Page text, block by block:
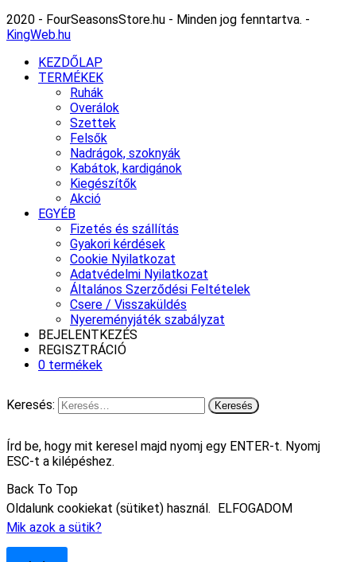
2020 - FourSeasonsStore.hu - Minden jog fenntartva. -
KingWeb.hu
KEZDŐLAP
TERMÉKEK
Ruhák
Overálok
Szettek
Felsők
Nadrágok, szoknyák
Kabátok, kardigánok
Kiegészítők
Akció
EGYÉB
Fizetés és szállítás
Gyakori kérdések
Cookie Nyilatkozat
Adatvédelmi Nyilatkozat
Általános Szerződési Feltételek
Csere / Visszaküldés
Nyereményjáték szabályzat
BEJELENTKEZÉS
REGISZTRÁCIÓ
0 termékek
Keresés:
Írd be, hogy mit keresel majd nyomj egy ENTER-t. Nyomj
ESC-t a kilépéshez.
Back To Top
Oldalunk cookiekat (sütiket) használ.
ELFOGADOM
Mik azok a sütik?